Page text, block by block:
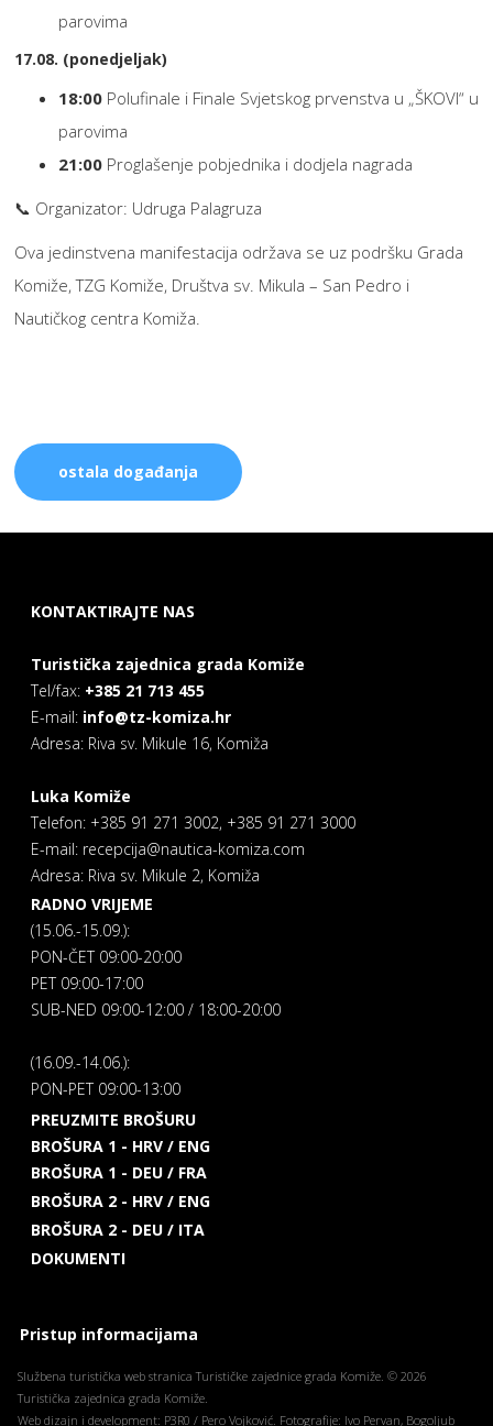
parovima
17.08. (ponedjeljak)
18:00 Polufinale i Finale Svjetskog prvenstva u „ŠKOVI“ u
parovima
21:00 Proglašenje pobjednika i dodjela nagrada
📞 Organizator: Udruga Palagruza
Ova jedinstvena manifestacija održava se uz podršku Grada
Komiže, TZG Komiže, Društva sv. Mikula – San Pedro i
Nautičkog centra Komiža.
ostala događanja
KONTAKTIRAJTE NAS
Turistička zajednica grada Komiže
Tel/fax: +385 21 713 455
E-mail: info@tz-komiza.hr
Adresa: Riva sv. Mikule 16, Komiža
Luka Komiže
Telefon: +385 91 271 3002, +385 91 271 3000
E-mail: recepcija@nautica-komiza.com
Adresa: Riva sv. Mikule 2, Komiža
RADNO VRIJEME
(15.06.-15.09.):
PON-ČET 09:00-20:00
PET 09:00-17:00
SUB-NED 09:00-12:00 / 18:00-20:00
(16.09.-14.06.):
PON-PET 09:00-13:00
PREUZMITE BROŠURU
BROŠURA 1 - HRV / ENG
BROŠURA 1 - DEU / FRA
BROŠURA 2 - HRV / ENG
BROŠURA 2 - DEU / ITA
DOKUMENTI
Pristup informacijama
Službena turistička web stranica Turističke zajednice grada Komiže. © 2026
Turistička zajednica grada Komiže.
Web dizajn i development: P3R0 / Pero Vojković. Fotografije: Ivo Pervan, Bogoljub